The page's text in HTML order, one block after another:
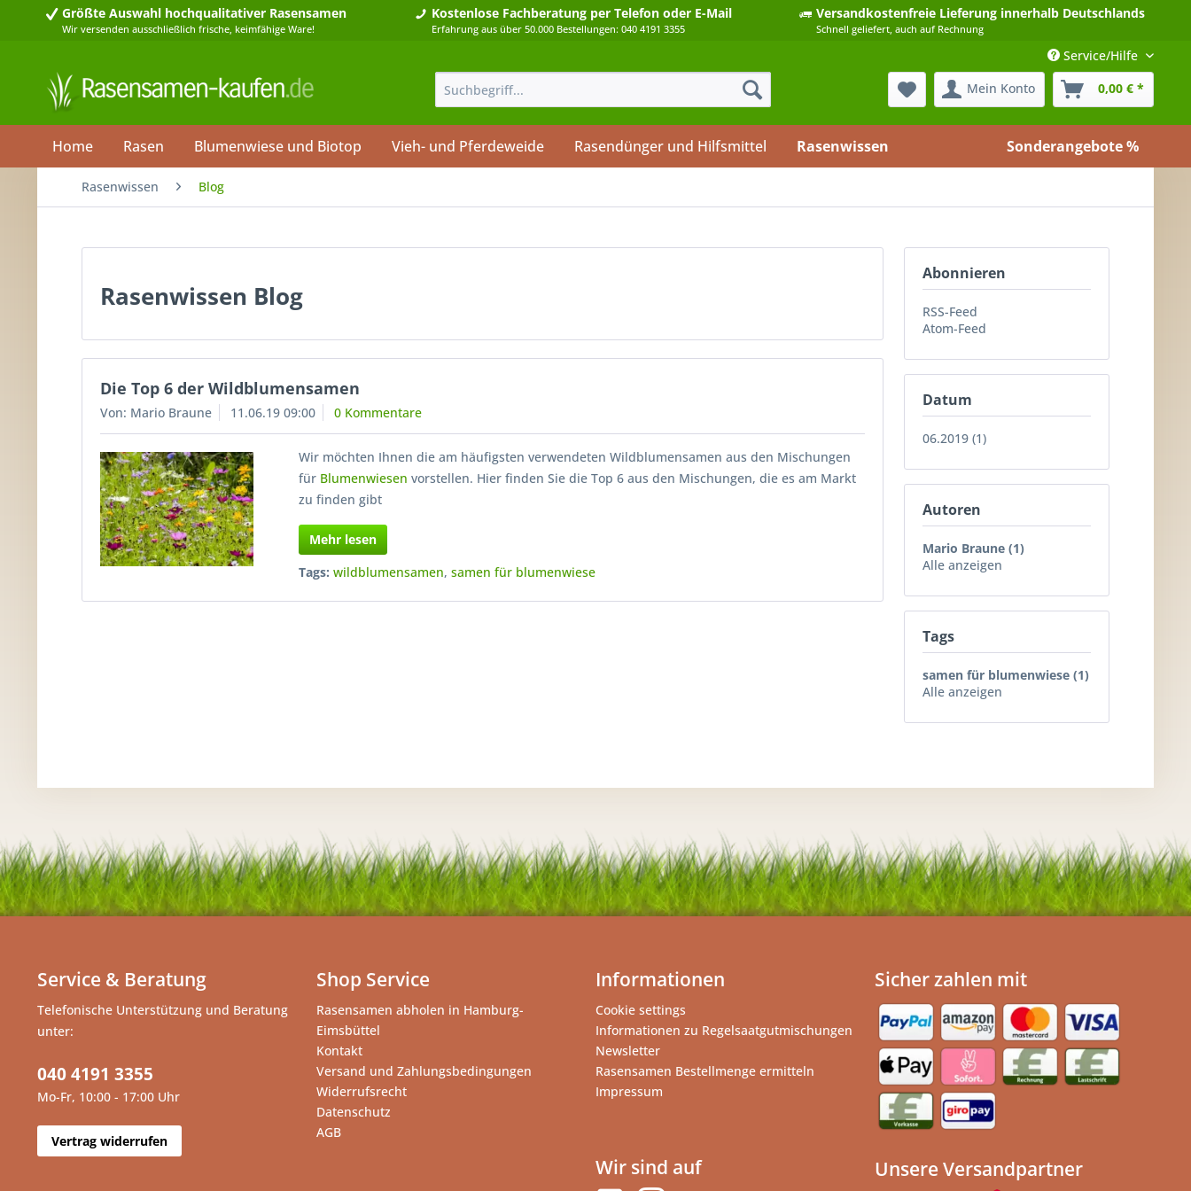
Größte Auswahl hochqualitativer Rasensamen
Wir versenden ausschließlich frische, keimfähige Ware!
Kostenlose Fachberatung per Telefon oder E-Mail
Erfahrung aus über 50.000 Bestellungen: 040 4191 3355
Versandkostenfreie Lieferung innerhalb Deutschlands
Schnell geliefert, auch auf Rechnung
Service/Hilfe
Mein Konto
0,00 € *
Home Rasen Blumenwiese und Biotop Vieh- und Pferdeweide Rasendünger und Hilfsmittel Sonderangebote %
Rasenwissen
Rasenwissen Blog
Abonnieren
RSS-Feed
Atom-Feed
Datum
06.2019 (1)
Autoren
Mario Braune (1)
Alle anzeigen
Tags
samen für blumenwiese (1)
Alle anzeigen
Rasenwissen Blog
Die Top 6 der Wildblumensamen
Von: Mario Braune 11.06.19 09:00 0 Kommentare
Wir möchten Ihnen die am häufigsten verwendeten Wildblumensamen aus den Mischungen
für Blumenwiesen vorstellen. Hier finden Sie die Top 6 aus den Mischungen, die es am Markt
zu finden gibt
Mehr lesen
Tags: wildblumensamen,samen für blumenwiese
Service & Beratung
Telefonische Unterstützung und Beratung
unter:
040 4191 3355
Mo-Fr, 10:00 - 17:00 Uhr
Vertrag widerrufen
Shop Service
Rasensamen abholen in Hamburg-
Eimsbüttel
Kontakt
Versand und Zahlungsbedingungen
Widerrufsrecht
Datenschutz
AGB
Informationen
Cookie settings
Informationen zu Regelsaatgutmischungen
Newsletter
Rasensamen Bestellmenge ermitteln
Impressum
Wir sind auf
Sicher zahlen mit
Unsere Versandpartner